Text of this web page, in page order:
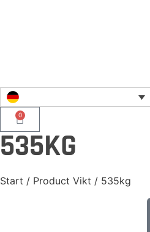
0
535KG
Start / Product Vikt / 535kg